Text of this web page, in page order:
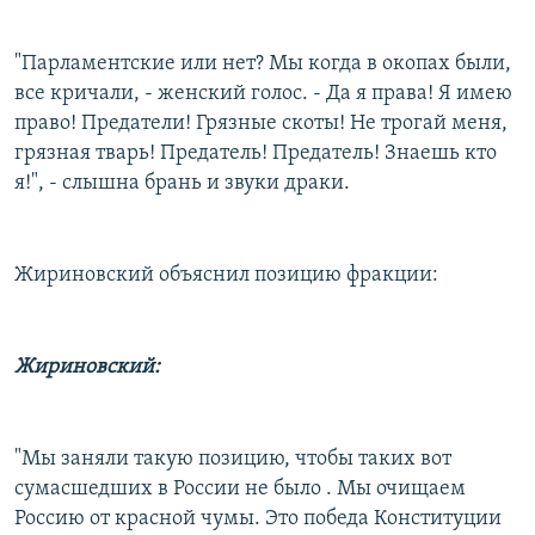
"Парламентские или нет? Мы когда в окопах были,
все кричали, - женский голос. - Да я права! Я имею
право! Предатели! Грязные скоты! Не трогай меня,
грязная тварь! Предатель! Предатель! Знаешь кто
я!", - слышна брань и звуки драки.
Жириновский объяснил позицию фракции:
Жириновский:
"Мы заняли такую позицию, чтобы таких вот
сумасшедших в России не было . Мы очищаем
Россию от красной чумы. Это победа Конституции